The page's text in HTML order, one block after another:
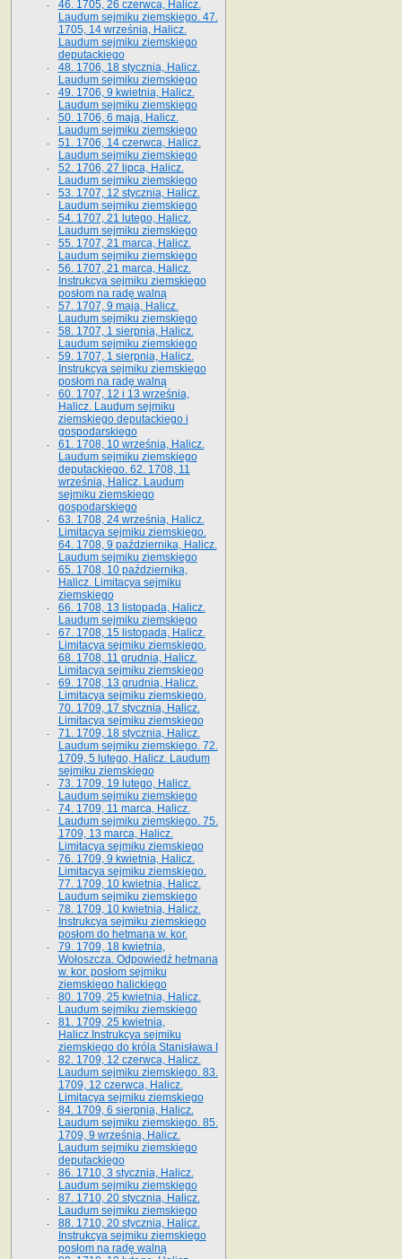
46. 1705, 26 czerwca, Halicz.
Laudum sejmiku ziemskiego. 47.
1705, 14 września, Halicz.
Laudum sejmiku ziemskiego
deputackiego
48. 1706, 18 stycznia, Halicz.
Laudum sejmiku ziemskiego
49. 1706, 9 kwietnia, Halicz.
Laudum sejmiku ziemskiego
50. 1706, 6 maja, Halicz.
Laudum sejmiku ziemskiego
51. 1706, 14 czerwca, Halicz.
Laudum sejmiku ziemskiego
52. 1706, 27 lipca, Halicz.
Laudum sejmiku ziemskiego
53. 1707, 12 stycznia, Halicz.
Laudum sejmiku ziemskiego
54. 1707, 21 lutego, Halicz.
Laudum sejmiku ziemskiego
55. 1707, 21 marca, Halicz.
Laudum sejmiku ziemskiego
56. 1707, 21 marca, Halicz.
Instrukcya sejmiku ziemskiego
posłom na radę walną
57. 1707, 9 maja, Halicz.
Laudum sejmiku ziemskiego
58. 1707, 1 sierpnia, Halicz.
Laudum sejmiku ziemskiego
59. 1707, 1 sierpnia, Halicz.
Instrukcya sejmiku ziemskiego
posłom na radę walną
60. 1707, 12 i 13 września,
Halicz. Laudum sejmiku
ziemskiego deputackiego i
gospodarskiego
61. 1708, 10 września, Halicz.
Laudum sejmiku ziemskiego
deputackiego. 62. 1708, 11
września, Halicz. Laudum
sejmiku ziemskiego
gospodarskiego
63. 1708, 24 września, Halicz.
Limitacya sejmiku ziemskiego.
64. 1708, 9 października, Halicz.
Laudum sejmiku ziemskiego
65­. 1708, 10 października,
Halicz. Limitacya sejmiku
ziemskiego
66. 1708, 13 listopada, Halicz.
Laudum sejmiku ziemskiego
67. 1708, 15 listopada, Halicz.
Limitacya sejmiku ziemskiego.
68. 1708, 11 grudnia, Halicz.
Limitacya sejmiku ziemskiego
69. 1708, 13 grudnia, Halicz.
Limitacya sejmiku ziemskiego.
70. 1709, 17 stycznia, Halicz.
Limitacya sejmiku ziemskiego
71. 1709, 18 stycznia, Halicz.
Laudum sejmiku ziemskiego. 72.
1709, 5 lutego, Halicz. Laudum
sejmiku ziemskiego
73. 1709, 19 lutego, Halicz.
Laudum sejmiku ziemskiego
74. 1709, 11 marca, Halicz.
Laudum sejmiku ziemskiego. 75.
1709, 13 marca, Halicz.
Limitacya sejmiku ziemskiego
76. 1709, 9 kwietnia, Halicz.
Limitacya sejmiku ziemskiego.
77. 1709, 10 kwietnia, Halicz.
Laudum sejmiku ziemskiego
78. 1709, 10 kwietnia, Halicz.
Instrukcya sejmiku ziemskiego
posłom do hetmana w. kor.
79. 1709, 18 kwietnia,
Wołoszcza. Odpowiedź hetmana
w. kor. posłom sejmiku
ziemskiego halickiego
80. 1709, 25 kwietnia, Halicz.
Laudum sejmiku ziemskiego
81. 1709, 25 kwietnia,
Halicz.Instrukcya sejmiku
ziemskiego do króla Stanisława I
82. 1709, 12 czerwca, Halicz.
Laudum sejmiku ziemskiego. 83.
1709, 12 czerwca, Halicz.
Limitacya sejmiku ziemskiego
84. 1709, 6 sierpnia, Halicz.
Laudum sejmiku ziemskiego. 85.
1709, 9 września, Halicz.
Laudum sejmiku ziemskiego
deputackiego
86. 1710, 3 stycznia, Halicz.
Laudum sejmiku ziemskiego
87. 1710, 20 stycznia, Halicz.
Laudum sejmiku ziemskiego
88. 1710, 20 stycznia, Halicz.
Instrukcya sejmiku ziemskiego
posłom na radę walną